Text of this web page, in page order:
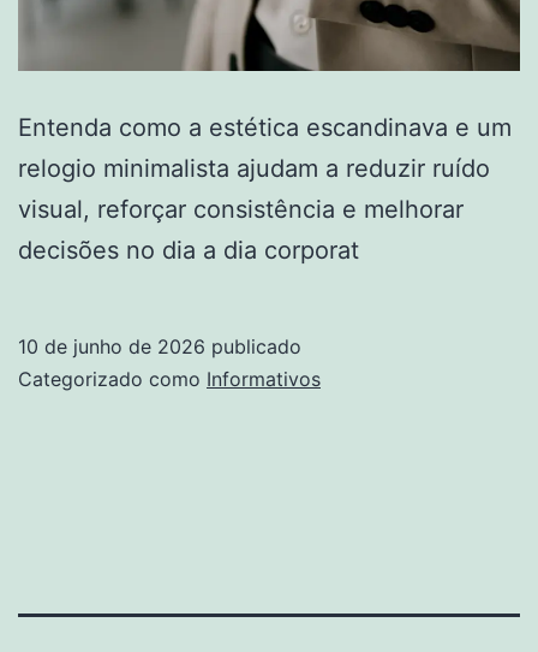
Entenda como a estética escandinava e um
relogio minimalista ajudam a reduzir ruído
visual, reforçar consistência e melhorar
decisões no dia a dia corporat
10 de junho de 2026 publicado
Categorizado como Informativos